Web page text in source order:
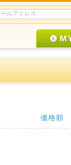
価格順